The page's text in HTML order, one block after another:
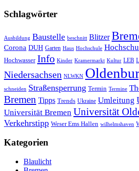
Schlagwörter
Ausbildung Baustelle beschnitt Blitzer
Corona DUH Garten Haus Hochschule
Hochwasser Info Kinder Kramermarkt Kultur LEB
Niedersachsen NLWKN
schneiden Straßensperrung Termin Termine
Bremen Tipps Trends Ukraine Umleitung
Universität Bremen Universität
Verkehrstipp Weser Ems Hallen wilhelmshaven
Kategorien
Blaulicht